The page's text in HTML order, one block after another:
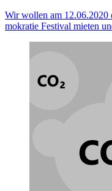
Wir wollen am
mo­kratie Festival mieten